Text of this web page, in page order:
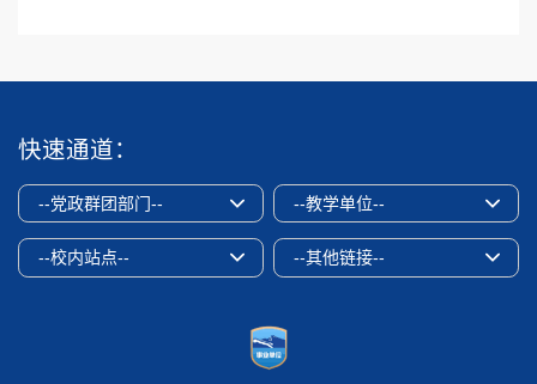
快速通道：
--党政群团部门-- --教学单位--
--校内站点-- --其他链接--